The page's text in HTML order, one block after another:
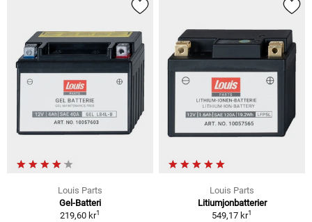
Louis Parts
Gel-Batteri
219,60 kr1
Louis Parts
Litiumjonbatterier
549,17 kr1